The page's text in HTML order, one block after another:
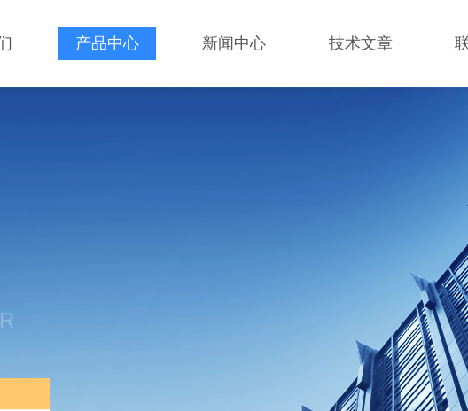
产品中心 新闻中心 技术文章